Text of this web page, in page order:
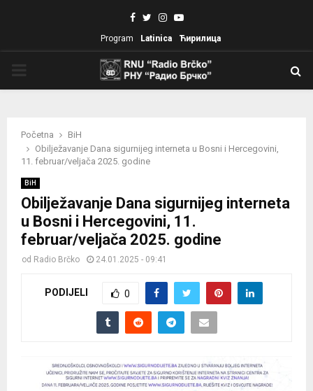
Facebook
TwitterInstagram
Youtube
Program Latinica Ћирилица
Početna
BiH
Obilježavanje Dana sigurnijeg interneta u Bosni i Hercegovini,
11. februar/veljača 2025. godine
BiH
Obilježavanje Dana sigurnijeg interneta
u Bosni i Hercegovini, 11.
februar/veljača 2025. godine
od Radio Brčko 24.01.2025 - 09:41
PODIJELI 0